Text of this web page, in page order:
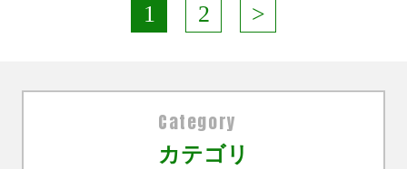
1 2 >
カテゴリ
Category